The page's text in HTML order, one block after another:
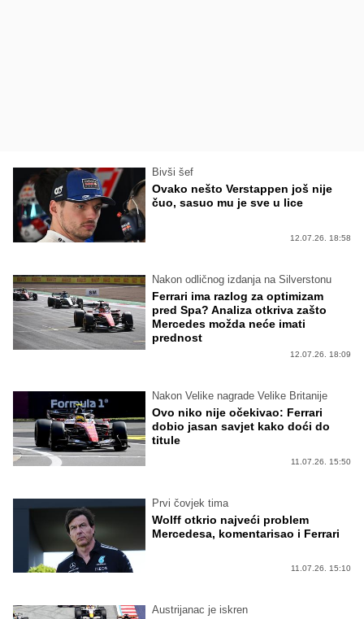
Bivši šef
Ovako nešto Verstappen još nije
čuo, sasuo mu je sve u lice
12.07.26. 18:58
Nakon odličnog izdanja na Silverstonu
Ferrari ima razlog za optimizam
pred Spa? Analiza otkriva zašto
Mercedes možda neće imati
prednost
12.07.26. 18:09
Nakon Velike nagrade Velike Britanije
Ovo niko nije očekivao: Ferrari
dobio jasan savjet kako doći do
titule
11.07.26. 15:50
Prvi čovjek tima
Wolff otkrio najveći problem
Mercedesa, komentarisao i Ferrari
11.07.26. 15:10
Austrijanac je iskren